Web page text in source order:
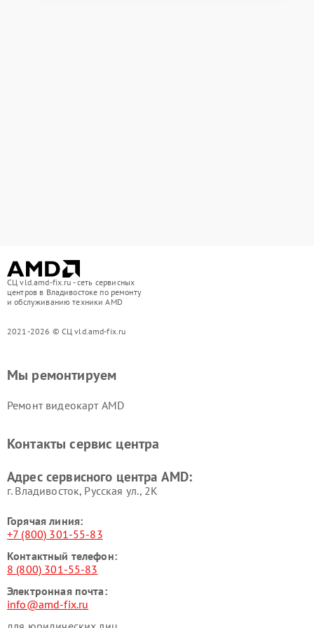
СЦ vld.amd-fix.ru - сеть сервисных
центров в Владивостоке по ремонту
и обслуживанию техники AMD
2021-2026 © СЦ vld.amd-fix.ru
Мы ремонтируем
Ремонт видеокарт AMD
Контакты сервис центра
Адрес сервисного центра AMD:
г. Владивосток, Русская ул., 2К
Горячая линия:
+7 (800) 301-55-83
Контактный телефон:
8 (800) 301-55-83
Электронная почта:
info@amd-fix.ru